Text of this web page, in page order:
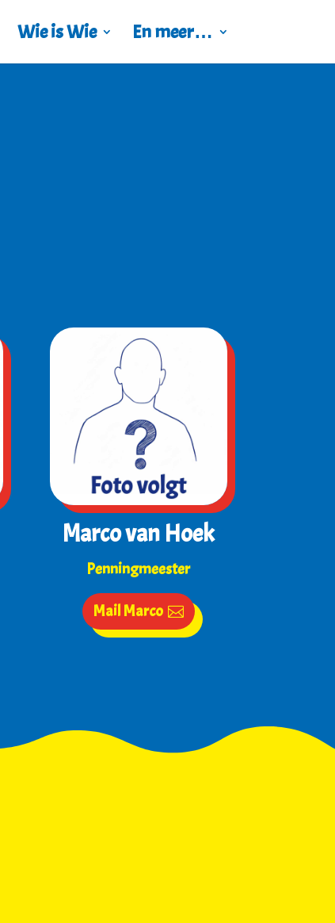
Wie is Wie En meer…
Marco van Hoek
Penningmeester
Mail Marco